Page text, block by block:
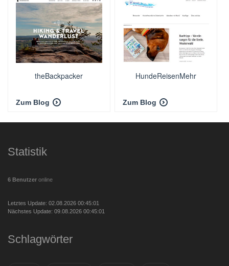
theBackpacker
Zum Blog
HundeReisenMehr
Zum Blog
Statistik
6 Benutzer online
Letztes Update: 02.08.2026 00:45:01
Nächstes Update: 09.08.2026 00:45:01
Schlagwörter